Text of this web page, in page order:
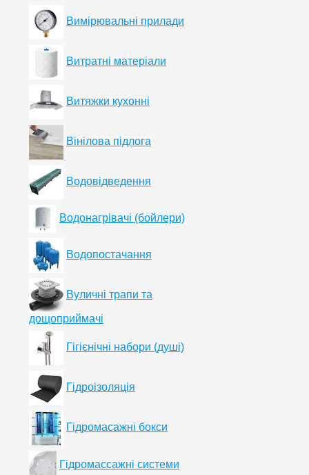
Вимірювальні прилади
Витратні матеріали
Витяжки кухонні
Вінілова підлога
Водовідведення
Водонагрівачі (бойлери)
Водопостачання
Вуличні трапи та
дощоприймачі
Гігієнічні набори (душі)
Гідроізоляція
Гідромасажні бокси
Гідромассажні системи